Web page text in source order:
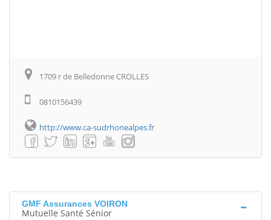
1709 r de Belledonne CROLLES
0810156439
http://www.ca-sudrhonealpes.fr
GMF Assurances VOIRON
Mutuelle Santé Sénior